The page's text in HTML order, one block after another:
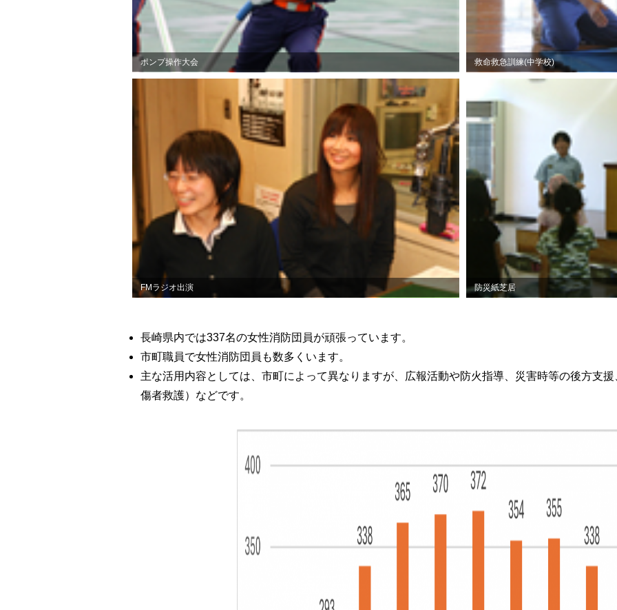
ポンプ操作大会 救命救急訓練(中学校)
FMラジオ出演 防災紙芝居
長崎県内では337名の女性消防団員が頑張っています。
市町職員で女性消防団員も数多くいます。
主な活用内容としては、市町によって異なりますが、広報活動や防火指導、災害時等の後方支
傷者救護）などです。